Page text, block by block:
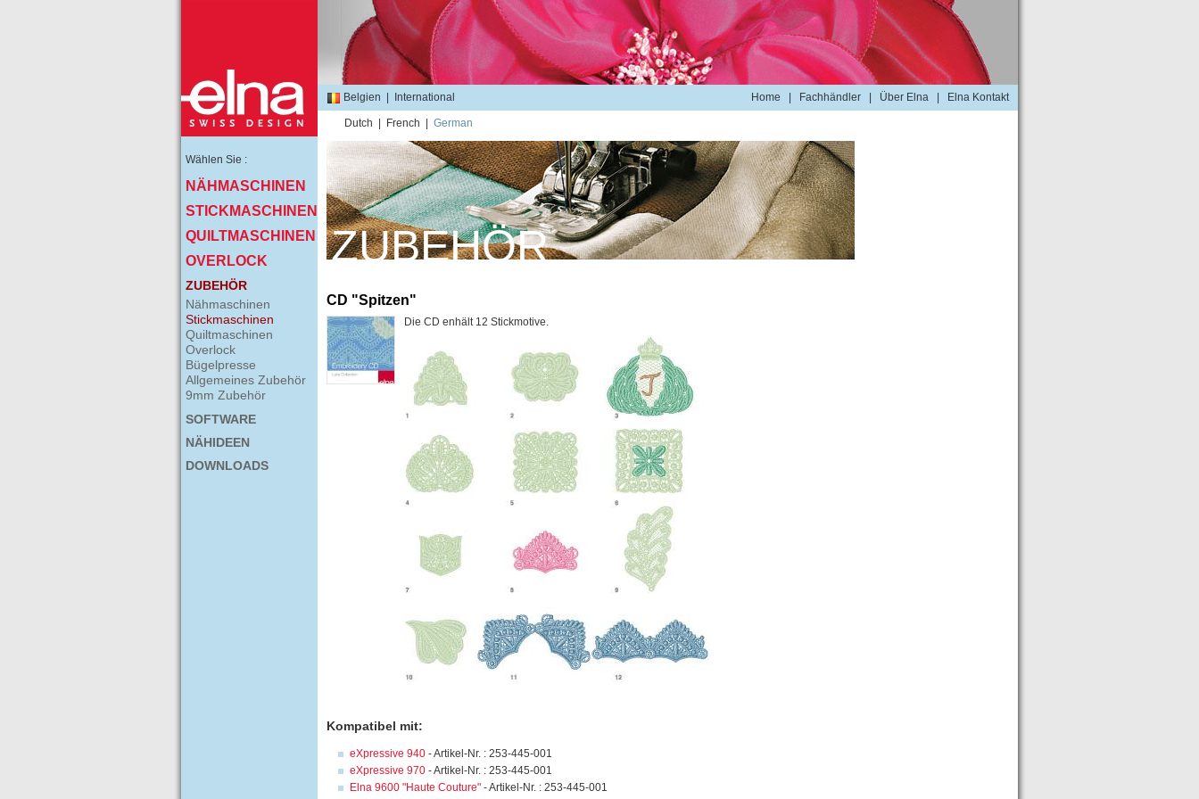
Belgien International Home Fachhändler Über Elna Elna Kontakt
Dutch French German
Wählen Sie :
NÄHMASCHINEN
STICKMASCHINEN
QUILTMASCHINEN
OVERLOCK
ZUBEHÖR
Nähmaschinen
Stickmaschinen
Quiltmaschinen
Overlock
Bügelpresse
Allgemeines Zubehör
9mm Zubehör
SOFTWARE
NÄHIDEEN
DOWNLOADS
ZUBEHÖR
CD "Spitzen"
Die CD enhält 12 Stickmotive.
Kompatibel mit:
eXpressive 940 - Artikel-Nr. : 253-445-001
eXpressive 970 - Artikel-Nr. : 253-445-001
Elna 9600 "Haute Couture" - Artikel-Nr. : 253-445-001